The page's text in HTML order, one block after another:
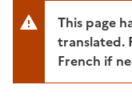
This page has been automatically
translated.
French if